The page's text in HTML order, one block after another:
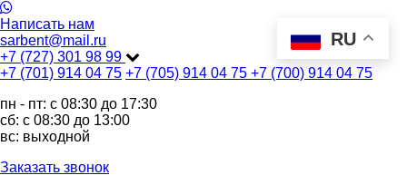
Написать нам
sarbent@mail.ru
+7 (727) 301 98 99
+7 (701) 914 04 75 +7 (705) 914 04 75 +7 (700) 914 04 75
пн - пт: c 08:30 до 17:30
сб: c 08:30 до 13:00
вс: выходной
Заказать звонок
RU